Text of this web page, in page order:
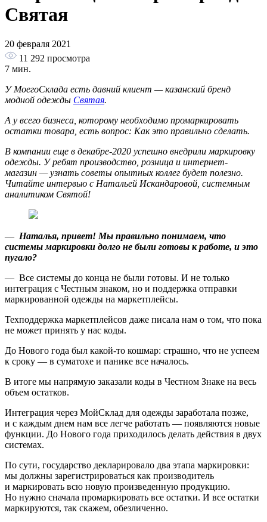
Святая
20 февраля 2021
11 292 просмотра
7 мин.
У МоегоСклада есть давний клиент — казанский бренд
модной одежды Святая.
А у всего бизнеса, которому необходимо промаркировать
остатки товара, есть вопрос: Как это правильно сделать.
В компании еще в декабре-2020 успешно внедрили маркировку
одежды. У ребят производство, розница и интернет-
магазин — узнать советы опытных коллег будет полезно.
Читайте интервью с Натальей Искандаровой, системным
аналитиком Святой!
— Наталья, привет! Мы правильно понимаем, что
системы маркировки долго не были готовы к работе, и это
пугало?
— Все системы до конца не были готовы. И не только
интеграция с Честным знаком, но и поддержка отправки
маркированной одежды на маркетплейсы.
Техподдержка маркетплейсов даже писала нам о том, что пока
не может принять у нас коды.
До Нового года был какой-то кошмар: страшно, что не успеем
к сроку — в суматохе и панике все началось.
В итоге мы напрямую заказали коды в Честном Знаке на весь
объем остатков.
Интеграция через МойСклад для одежды заработала позже,
и с каждым днем нам все легче работать — появляются новые
функции. До Нового года приходилось делать действия в двух
системах.
По сути, государство декларировало два этапа маркировки:
мы должны зарегистрироваться как производитель
и маркировать всю новую произведенную продукцию.
Но нужно сначала промаркировать все остатки. И все остатки
маркируются, так скажем, обезличенно.